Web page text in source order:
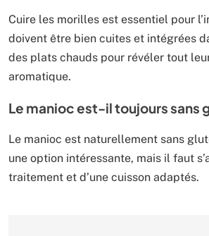
Cuire les morilles est essentiel pour
doivent être bien cuites et intégrées
des plats chauds pour révéler tout
aromatique.
Le manioc est-il toujours sans
Le manioc est naturellement sans
une option intéressante, mais il faut
traitement et d’une cuisson adaptés.